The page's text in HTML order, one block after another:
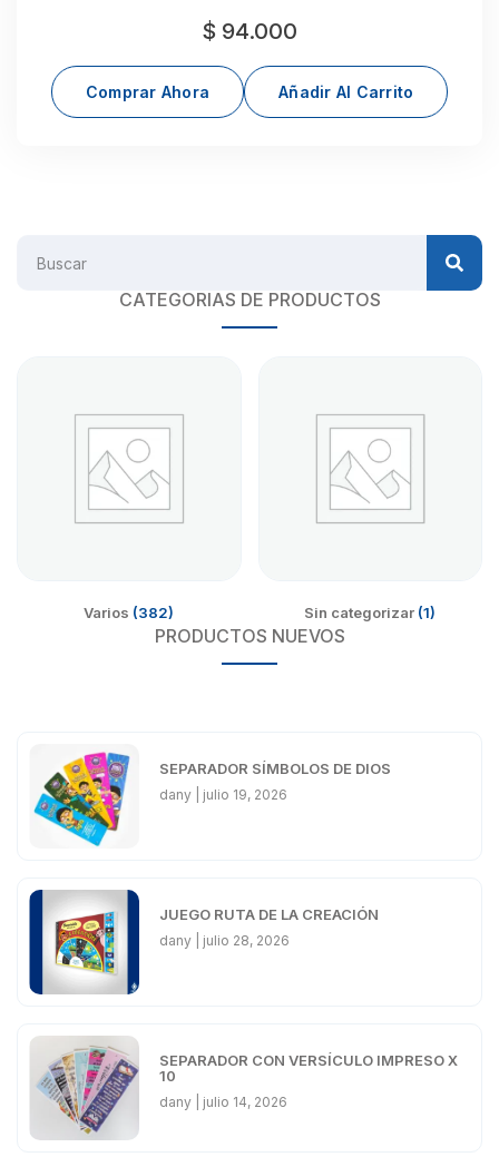
$ 94.000
Comprar Ahora Añadir Al Carrito
CATEGORIAS DE PRODUCTOS
Varios (382) Sin categorizar (1)
PRODUCTOS NUEVOS
SEPARADOR SÍMBOLOS DE DIOS
dany julio 19, 2026
JUEGO RUTA DE LA CREACIÓN
dany julio 28, 2026
SEPARADOR CON VERSÍCULO IMPRESO X
10
dany julio 14, 2026